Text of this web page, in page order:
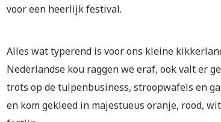
voor een heerlijk festival.
Alles wat typerend is voor ons kleine
Nederlandse kou raggen we eraf, ook valt er
trots op de tulpenbusiness, stroopwafels en
en kom gekleed in majestueus oranje, rood,